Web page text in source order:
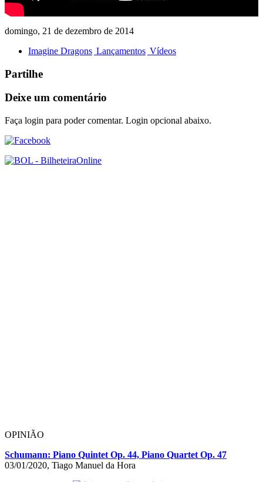
domingo, 21 de dezembro de 2014
Imagine Dragons Lançamentos Vídeos
Partilhe
Deixe um comentário
Faça login para poder comentar. Login opcional abaixo.
OPINIÃO
Schumann: Piano Quintet Op. 44, Piano Quartet Op. 47
03/01/2020, Tiago Manuel da Hora